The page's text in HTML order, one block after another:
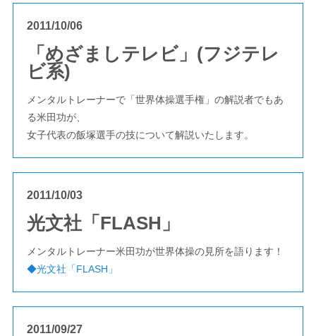
2011/10/06
「めざましテレビ」(フジテレ
ビ系)
メンタルトレーナーで「世界体操選手権」の解説者でもあ
る米田功が、
女子代表の飯塚選手の技について解説いたします。
2011/10/03
光文社「FLASH」
メンタルトレーナー米田功が世界体操の見所を語ります！
◆光文社「FLASH」
2011/09/27